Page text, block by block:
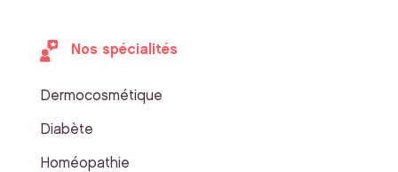
Nos spécialités
Dermocosmétique
Diabète
Homéopathie